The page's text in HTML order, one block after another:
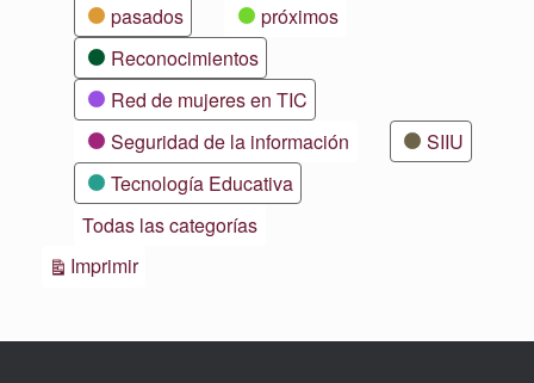
pasados
próximos
Reconocimientos
Red de mujeres en TIC
Seguridad de la información
SIIU
Tecnología Educativa
Todas las categorías
ImprimirVistas